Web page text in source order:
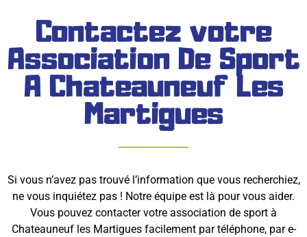
Contactez votre
Association De Sport
A Chateauneuf Les
Martigues
Si vous n’avez pas trouvé l’information que vous recherchiez,
ne vous inquiétez pas ! Notre équipe est là pour vous aider.
Vous pouvez contacter votre association de sport à
Chateauneuf les Martigues facilement par téléphone, par e-